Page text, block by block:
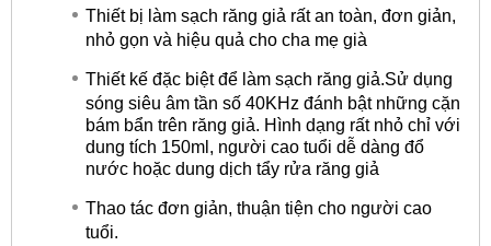
Thiết bị làm sạch răng giả rất an toàn, đơn giản,
nhỏ gọn và hiệu quả cho cha mẹ già
Thiết kế đặc biệt để làm sạch răng giả.Sử dụng
sóng siêu âm tần số 40KHz đánh bật những cặn
bám bẩn trên răng giả. Hình dạng rất nhỏ chỉ với
dung tích 150ml, người cao tuổi dễ dàng đổ
nước hoặc dung dịch tẩy rửa răng giả
Thao tác đơn giản, thuận tiện cho người cao
tuổi.